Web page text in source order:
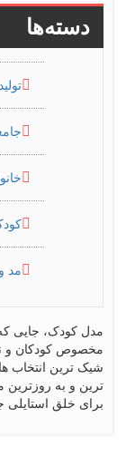
دسته‌ها
مد
مدل کودک، جایی
مخصوص کودکان و
شیک ترین انتخاب
ترین و به
برای خلق استایلی